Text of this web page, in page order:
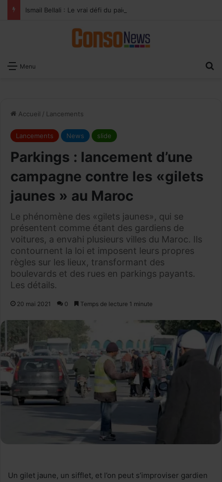
Menu
Accueil / Lancements
Lancements News slide
Parkings : lancement d’une
campagne contre les «gilets
jaunes » au Maroc
Le phénomène des «gilets jaunes», qui se
présentent comme étant des gardiens de
voitures, a envahi plusieurs villes du Maroc. Ils
contournent la loi et imposent leurs propres
règles sur les lieux, transformant des
boulevards et des rues en parkings payants.
Les détails.
20 mai 2021 0 Temps de lecture 1 minute
Un gilet jaune, un sifflet, et l’on peut s’improviser gardien
Recevoir notre